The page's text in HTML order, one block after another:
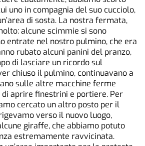
uno in compagnia del suo cucciolo,
di sosta. La nostra fermata,
alcune scimmie si sono
entrate nel nostro pulmino, che era
rubato alcuni panini del pranzo,
di lasciare un ricordo sul
chiuso il pulmino, continuavano a
sulle altre macchine ferme
di aprire finestrini e portiere. Per
cercato un altro posto per il
verso il nuovo luogo,
giraffe, che abbiamo potuto
estremamente ravvicinata.